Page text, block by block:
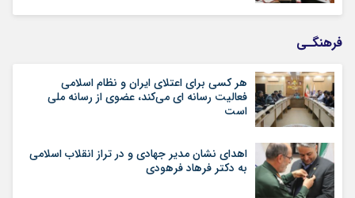
فرهنگـی
هر کسی برای اعتلای ایران و نظام اسلامی
فعالیت رسانه ای می‌کند، عضوی از رسانه ملی
است
اهدای نشان مدیر جهادی و در تراز انقلاب اسلامی
به دکتر فرهاد فرهودی